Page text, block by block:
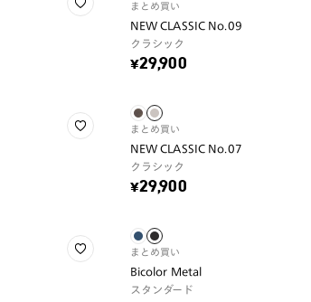
まとめ買い
NEW CLASSIC No.09
クラシック
¥29,900
まとめ買い
NEW CLASSIC No.07
クラシック
¥29,900
まとめ買い
Bicolor Metal
スタンダード